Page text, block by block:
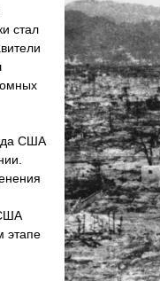
стал
США
этапе